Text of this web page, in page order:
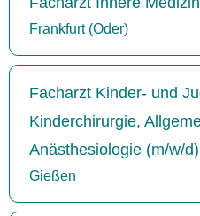
Frankfurt (Oder)
Facharzt Kinder- und
Kinderchirurgie,
Anästhesiologie (m/w/d)
Gießen